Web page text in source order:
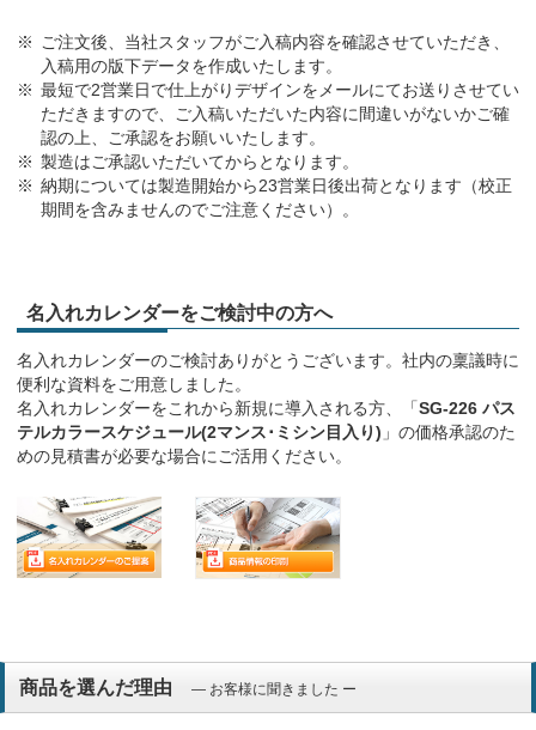
ご注文後、当社スタッフがご入稿内容を確認させていただき、
入稿用の版下データを作成いたします。
最短で2営業日で仕上がりデザインをメールにてお送りさせてい
ただきますので、ご入稿いただいた内容に間違いがないかご確
認の上、ご承認をお願いいたします。
製造はご承認いただいてからとなります。
納期については製造開始から23営業日後出荷となります（校正
期間を含みませんのでご注意ください）。
名入れカレンダーをご検討中の方へ
名入れカレンダーのご検討ありがとうございます。社内の稟議時に
便利な資料をご用意しました。
名入れカレンダーをこれから新規に導入される方、「SG-226 パス
テルカラースケジュール(2マンス･ミシン目入り) 」の価格承認のた
めの見積書が必要な場合にご活用ください。
商品を選んだ理由 ― お客様に聞きました ー